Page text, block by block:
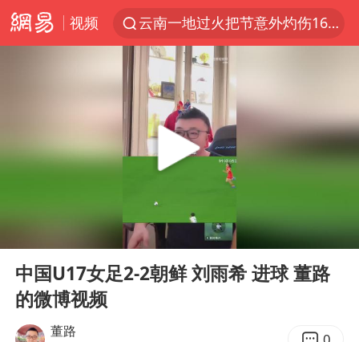
视频
云南一地过火把节意外灼伤16人
泉州市委书记张毅恭被查
多地严查未成年飙车炸街
泰国校园枪击事件已致8死30余伤
中医教你一招提升气血
Play
00:31
中国U17女足2-2朝鲜 刘雨希 进球 董路
的微博视频
董路